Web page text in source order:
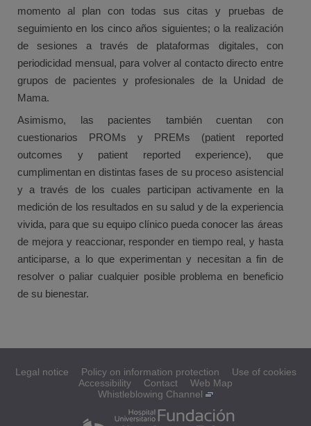
momento al plan con todas sus citas y pruebas de
seguimiento en los cinco años siguientes; o la realización
de sesiones a través de plataformas digitales, con
periodicidad mensual, para volver al contacto directo entre
grupos de pacientes y profesionales de la Unidad de
Mama.
Asimismo, las pacientes también cuentan con
cuestionarios PROMs y PREMs (patient reported
outcomes y patient reported experience), que
cumplimentan en distintas fases de su proceso asistencial
y a través de los cuales participan activamente en la
medición de los resultados en su salud y de la experiencia
vivida, para que su equipo clínico pueda conocer las áreas
de mejora y reaccionar, responder en tiempo real, y hasta
anticiparse, a lo que experimentan y necesitan a fin de
resolver o paliar cualquier posible problema en beneficio
de su bienestar.
Legal notice Policy on information protection
Use of cookies
Accessibility
Contact
Web Map
Whistleblowing Channel